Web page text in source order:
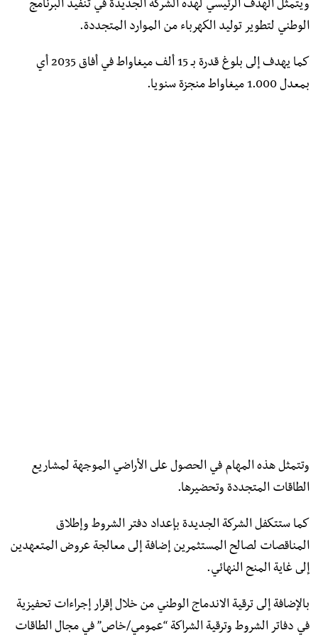
ويتمثل الهدف الرئيسي لهذه الشركة الجديدة في تنفيذ البرنامج
الوطني لتطوير توليد الكهرباء من الموارد المتجددة.
كما يهدف إلى بلوغ قدرة بـ 15 ألف ميغاواط في أفاق 2035 أي
بمعدل 1.000 ميغاواط منجزة سنويا.
وتتمثل هذه المهام في الحصول على الأراضي الموجهة لمشاريع
الطاقات المتجددة وتحضيرها.
كما ستتكفل الشركة الجديدة بإعداد دفتر الشروط وإطلاق
المناقصات لصالح المستثمرين إضافة إلى معالجة عروض المتعهدين
إلى غاية المنح النهائي.
بالإضافة إلى ترقية الاندماج الوطني من خلال إقرار إجراءات تحفيزية
في دفاتر الشروط وترقية الشراكة “عمومي/خاص” في مجال الطاقات